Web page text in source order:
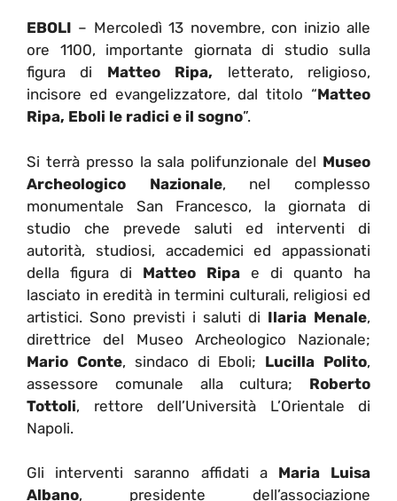
EBOLI – Mercoledì 13 novembre, con inizio alle
ore 1100, importante giornata di studio sulla
figura di Matteo Ripa, letterato, religioso,
incisore ed evangelizzatore, dal titolo “Matteo
Ripa, Eboli le radici e il sogno”.
Si terrà presso la sala polifunzionale del Museo
Archeologico Nazionale, nel complesso
monumentale San Francesco, la giornata di
studio che prevede saluti ed interventi di
autorità, studiosi, accademici ed appassionati
della figura di Matteo Ripa e di quanto ha
lasciato in eredità in termini culturali, religiosi ed
artistici. Sono previsti i saluti di Ilaria Menale,
direttrice del Museo Archeologico Nazionale;
Mario Conte, sindaco di Eboli; Lucilla Polito,
assessore comunale alla cultura; Roberto
Tottoli, rettore dell’Università L’Orientale di
Napoli.
Gli interventi saranno affidati a Maria Luisa
Albano, presidente dell’associazione